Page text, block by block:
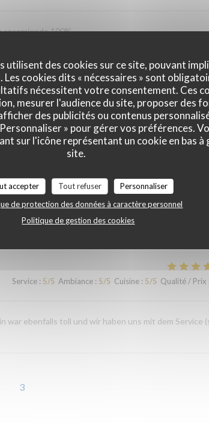
utilisent des cookies sur ce site, pouvant
Les cookies dits « nécessaires » sont
nécessitent votre consentement. Ces
mesurer l'audience du site, proposer des
des publicités ou contenus
» pour gérer vos préférences.
sur l'icône représentant un cookie en bas à
site.
accepter Tout refuser
Personnaliser
de protection des données à caractère personnel
Politique de gestion des cookies
recomiendo 100%.
Service: 5/5 Ambiance:5/5 Cuisine : 5/5 Qualité / Prix:
definitely be back!
Service:5 /5 Ambiance:4/5
Service: 5/5 Ambiance: 5/5 Cuisine: 5/5 Qualité / Prix
ebenfalls toll und wir haben uns mit dem Service
3